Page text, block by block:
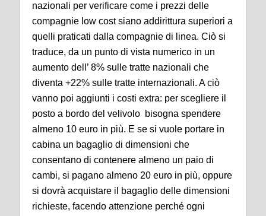
nazionali per verificare come i prezzi delle
compagnie low cost siano addirittura superiori a
quelli praticati dalla compagnie di linea. Ciò si
traduce, da un punto di vista numerico in un
aumento dell’ 8% sulle tratte nazionali che
diventa +22% sulle tratte internazionali. A ciò
vanno poi aggiunti i costi extra: per scegliere il
posto a bordo del velivolo bisogna spendere
almeno 10 euro in più. E se si vuole portare in
cabina un bagaglio di dimensioni che
consentano di contenere almeno un paio di
cambi, si pagano almeno 20 euro in più, oppure
si dovrà acquistare il bagaglio delle dimensioni
richieste, facendo attenzione perché ogni